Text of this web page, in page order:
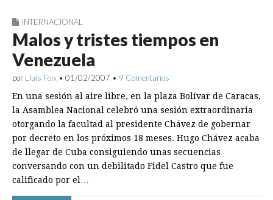
INTERNACIONAL
Malos y tristes tiempos en
Venezuela
por Lluís Foix • 01/02/2007 • 9 Comentarios
En una sesión al aire libre, en la plaza Bolívar de Caracas,
la Asamblea Nacional celebró una sesión extraordinaria
otorgando la facultad al presidente Chávez de gobernar
por decreto en los próximos 18 meses. Hugo Chávez acaba
de llegar de Cuba consiguiendo unas secuencias
conversando con un debilitado Fidel Castro que fue
calificado por el…